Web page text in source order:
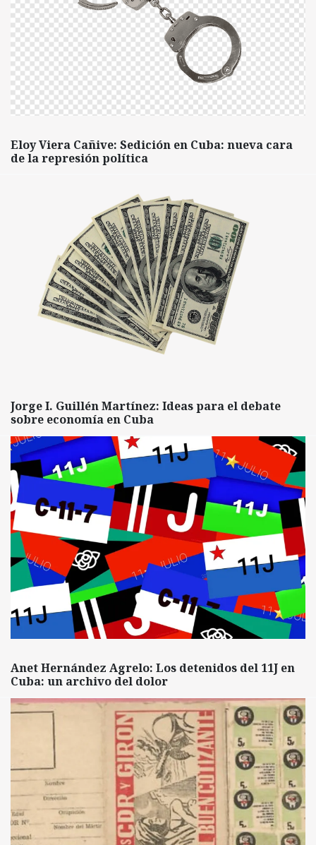
Eloy Viera Cañive: Sedición en Cuba: nueva cara
de la represión política
Jorge I. Guillén Martínez: Ideas para el debate
sobre economía en Cuba
Anet Hernández Agrelo: Los detenidos del 11J en
Cuba: un archivo del dolor